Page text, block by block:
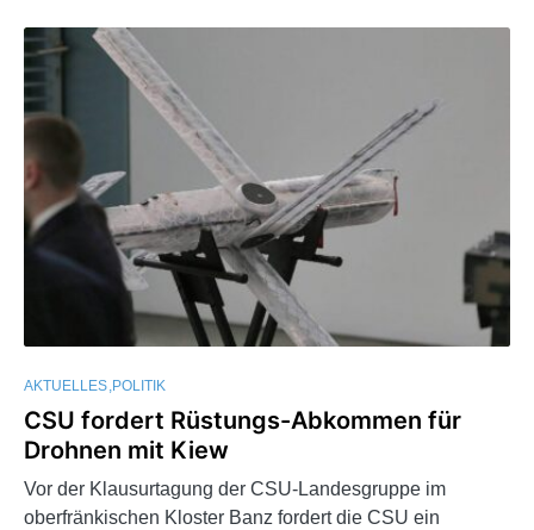
AKTUELLES POLITIK
CSU fordert Rüstungs-Abkommen für
Drohnen mit Kiew
Vor der Klausurtagung der CSU-Landesgruppe im
oberfränkischen Kloster Banz fordert die CSU ein